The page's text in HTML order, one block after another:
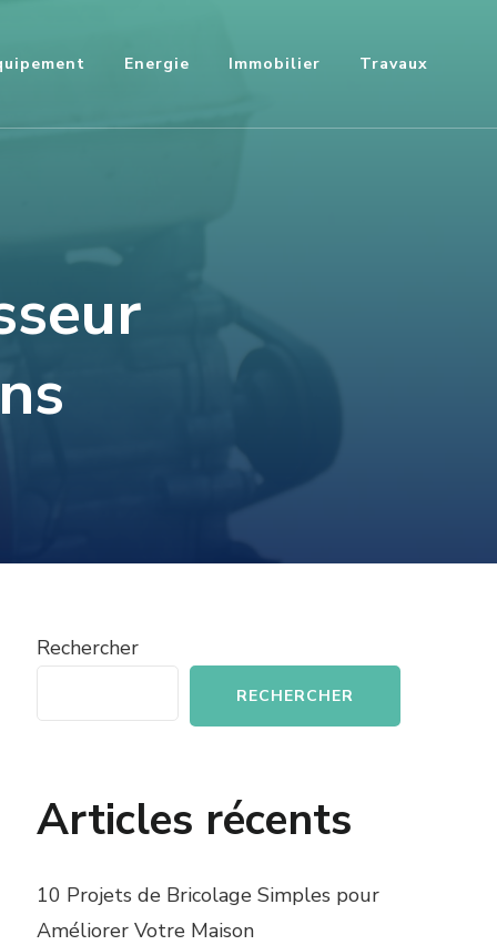
Energie Immobilier Travaux
Rechercher
RECHERCHER
Articles récents
10 Projets de Bricolage Simples pour
Améliorer Votre Maison